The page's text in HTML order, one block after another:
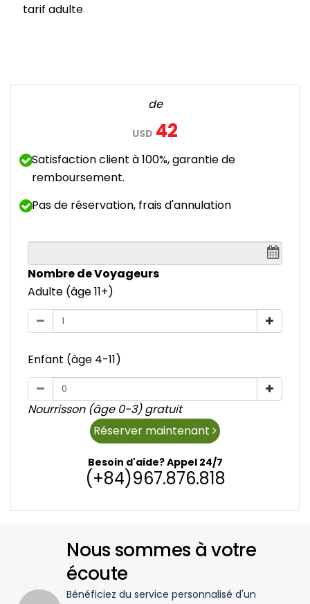
tarif adulte
de
USD 42
Satisfaction client à 100%, garantie de
remboursement.
Pas de réservation, frais d'annulation
Nombre de Voyageurs
Adulte (âge 11+)
Enfant (âge 4-11)
Nourrisson (âge 0-3) gratuit
Réserver maintenant
Besoin d'aide? Appel 24/7
(+84)967.876.818
Nous sommes à votre
écoute
Bénéficiez du service personnalisé d'un